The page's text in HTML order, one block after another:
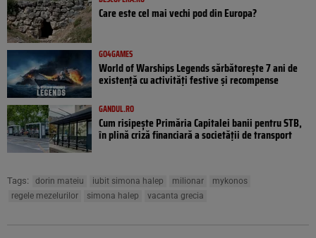
Care este cel mai vechi pod din Europa?
GO4GAMES
World of Warships Legends sărbătorește 7 ani de
existență cu activități festive și recompense
GANDUL.RO
Cum risipește Primăria Capitalei banii pentru STB,
în plină criză financiară a societății de transport
Tags: dorin mateiu iubit simona halep milionar
mykonos
regele mezelurilor
simona halep vacanta grecia